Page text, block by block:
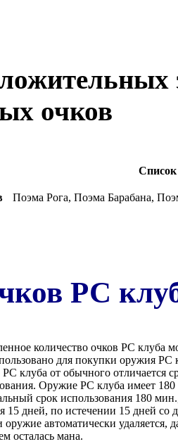
очков
Поэма Рога, Поэма Барабана,
РС
количество очков РС клуба
для покупки оружия РС
клуба от обычного отличается
Оружие РС клуба имеет
срок использования 180
15 дней, по истечении 15 дней со
оружие автоматически удаляется,
осталась мана.